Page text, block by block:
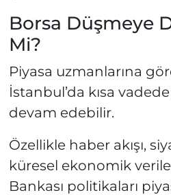
Borsa Düşmeye
Mi?
Piyasa uzmanlarına
İstanbul’da kısa
devam edebilir.
Özellikle haber akışı,
küresel ekonomik
Bankası politikaları